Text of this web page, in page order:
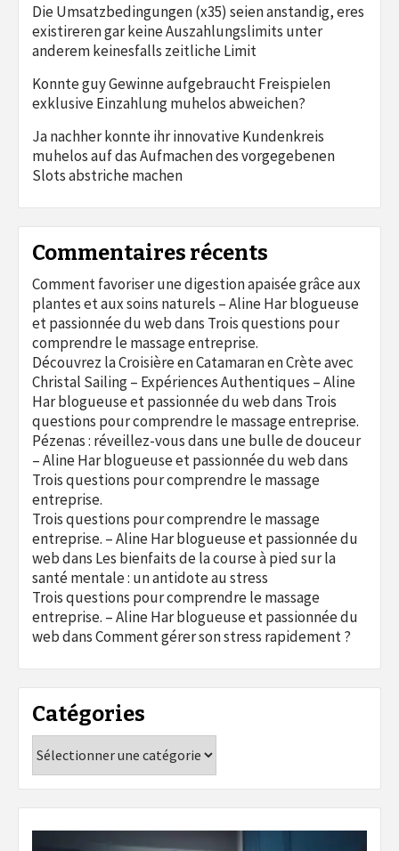
Die Umsatzbedingungen (x35) seien anstandig, eres
existireren gar keine Auszahlungslimits unter
anderem keinesfalls zeitliche Limit
Konnte guy Gewinne aufgebraucht Freispielen
exklusive Einzahlung muhelos abweichen?
Ja nachher konnte ihr innovative Kundenkreis
muhelos auf das Aufmachen des vorgegebenen
Slots abstriche machen
Commentaires récents
Comment favoriser une digestion apaisée grâce aux
plantes et aux soins naturels – Aline Har blogueuse
et passionnée du webdans Trois questions pour
comprendre le massage entreprise.
Découvrez la Croisière en Catamaran en Crète avec
Christal Sailing – Expériences Authentiques – Aline
Har blogueuse et passionnée du webdans Trois
questions pour comprendre le massage entreprise.
Pézenas : réveillez-vous dans une bulle de douceur
– Aline Har blogueuse et passionnée du webdans
Trois questions pour comprendre le massage
entreprise.
Trois questions pour comprendre le massage
entreprise. – Aline Har blogueuse et passionnée du
webdans Les bienfaits de la course à pied sur la
santé mentale : un antidote au stress
Trois questions pour comprendre le massage
entreprise. – Aline Har blogueuse et passionnée du
webdansComment gérer son stress rapidement ?
Catégories